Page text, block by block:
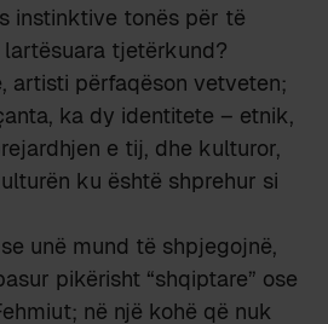
instinktive tonës për të
tjetërkund?
artisti përfaqëson vetveten;
ka dy identitete – etnik,
e tij, dhe kulturor,
ku është shprehur si
unë mund të shpjegojnë,
pikërisht “shqiptare” ose
në një kohë që nuk